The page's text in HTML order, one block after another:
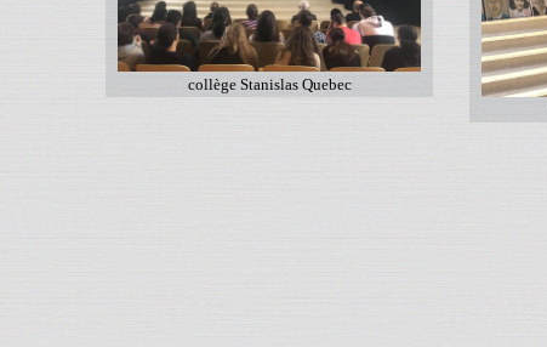
collège Stanislas Quebec